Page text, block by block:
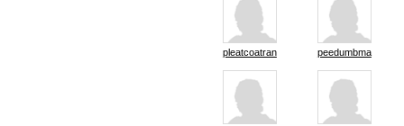
pleatcoatran peedumbma